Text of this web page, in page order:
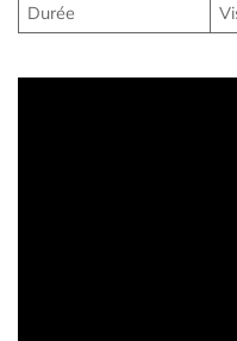
Durée